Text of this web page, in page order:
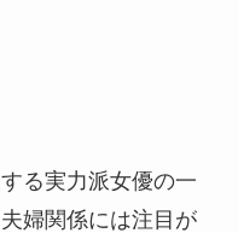
る実力派女優の一
婦関係には注目が